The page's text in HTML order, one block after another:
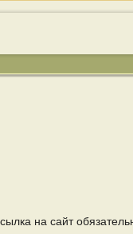
на сайт